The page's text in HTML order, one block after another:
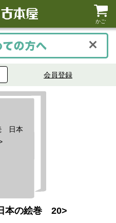
かご
会員登録
日本
の絵巻 20>